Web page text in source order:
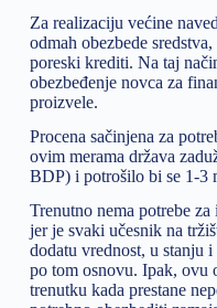
Za realizaciju većine
odmah obezbede
poreski krediti. Na taj
obezbeđenje novca za
proizvele.
Procena sačinjena za
ovim merama država
BDP) i potrošilo bi se 1-3
Trenutno nema potrebe
jer je svaki učesnik na
dodatu vrednost, u stanju
po tom osnovu. Ipak, ovu
trenutku kada prestane